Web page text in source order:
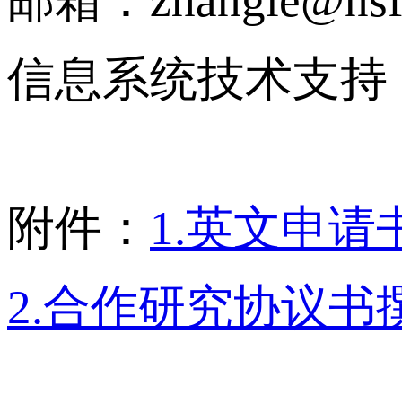
信息系统技术支持
附件： 1.英文申请
2.合作研究协议书